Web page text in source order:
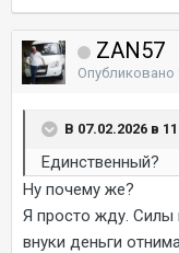
ZAN57
Опубликовано
В 07.02.2026 в
Единственный?
Ну почему же?
Я просто жду. Силы
внуки деньги